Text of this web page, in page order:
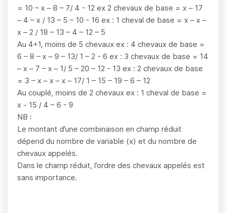
= 10 – x – 8 – 7/ 4 - 12 ex 2 chevaux de base = x – 17
– 4 – x / 13 – 5 – 10 - 16 ex : 1 cheval de base = x – x –
x – 2 / 18 – 13 – 4 – 12 – 5
Au 4+1, moins de 5 chevaux ex : 4 chevaux de base =
6 – 8 – x – 9 – 13/ 1 – 2 - 6 ex : 3 chevaux de base = 14
– x – 7 – x – 1/ 5 – 20 – 12 - 13 ex : 2 chevaux de base
= 3 – x – x – x – 17/ 1 – 15 – 19 – 6 – 12
Au couplé, moins de 2 chevaux ex : 1 cheval de base =
x - 15 / 4 – 6 - 9
NB :
Le montant d’une combinaison en champ réduit
dépend du nombre de variable (x) et du nombre de
chevaux appelés.
Dans le champ réduit, l’ordre des chevaux appelés est
sans importance.